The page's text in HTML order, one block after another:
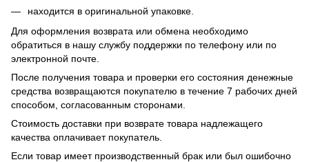
находится в оригинальной упаковке.
Для оформления возврата или обмена необходимо
обратиться в нашу службу поддержки по телефону или по
электронной почте.
После получения товара и проверки его состояния денежные
средства возвращаются покупателю в течение 7 рабочих дней
способом, согласованным сторонами.
Стоимость доставки при возврате товара надлежащего
качества оплачивает покупатель.
Если товар имеет производственный брак или был ошибочно